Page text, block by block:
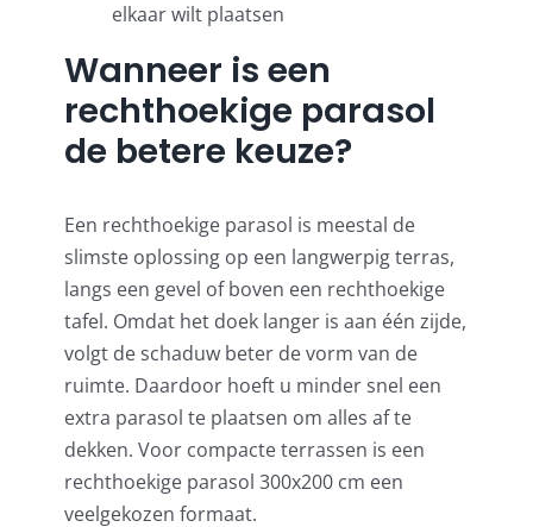
elkaar wilt plaatsen
Wanneer is een
rechthoekige parasol
de betere keuze?
Een rechthoekige parasol is meestal de
slimste oplossing op een langwerpig terras,
langs een gevel of boven een rechthoekige
tafel. Omdat het doek langer is aan één zijde,
volgt de schaduw beter de vorm van de
ruimte. Daardoor hoeft u minder snel een
extra parasol te plaatsen om alles af te
dekken. Voor compacte terrassen is een
rechthoekige parasol 300x200 cm een
veelgekozen formaat.